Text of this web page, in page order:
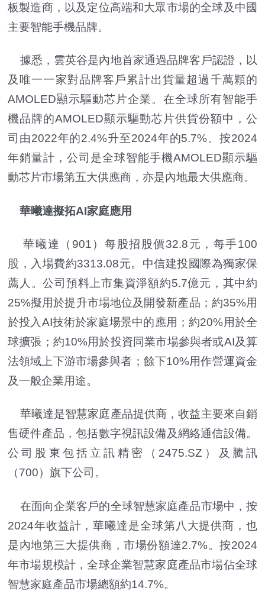
板製造商，以及定位高端和大眾市場的全球及中國
主要智能手機品牌。
據悉，雲英谷是內地首家通過品牌客戶認證，以
及唯一一家對品牌客戶累計出貨量超過千萬顆的
AMOLED顯示驅動芯片企業。在全球所有智能手
機品牌的AMOLED顯示驅動芯片供貨份額中，公
司由2022年的2.4%升至2024年的5.7%。按2024
年銷量計，公司是全球智能手機AMOLED顯示驅
動芯片市場第五大供應商，亦是內地最大供應商。
華曦達擬拓AI家庭應用
華曦達（901）每股招股價32.8元，每手100
股，入場費約3313.08元。中信建投國際為獨家保
薦人。公司預料上市集資淨額約5.7億元，其中約
25%擬用於提升市場地位及開發新產品；約35%用
於投入AI技術於家庭場景中的應用；約20%用於全
球擴張；約10%用於投資同業市場參與者或AI及算
法領域上下游市場參與者；餘下10%用作營運資金
及一般企業用途。
華曦達是智慧家庭產品提供商，收益主要來自銷
售硬件產品，包括數字視訊設備及網絡通信設備。
公司股東包括立訊精密（2475.SZ）及騰訊
（700）旗下公司。
在面向企業客戶的全球智慧家庭產品市場中，按
2024年收益計，華曦達是全球第八大提供商，也
是內地第三大提供商，市場份額達2.7%。按2024
年市場規模計，全球企業智慧家庭產品市場佔全球
智慧家庭產品市場總額約14.7%。